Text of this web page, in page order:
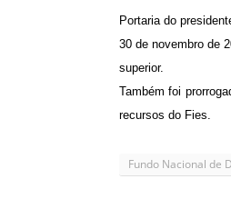
Portaria do
30 de novembro de
superior.
Também foi
recursos do Fies.
Fundo Nacional de